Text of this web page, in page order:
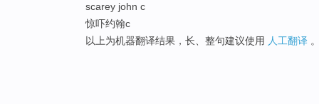
scarey john c
惊吓约翰c
以上为机器翻译结果，长、整句建议使用 人工翻译